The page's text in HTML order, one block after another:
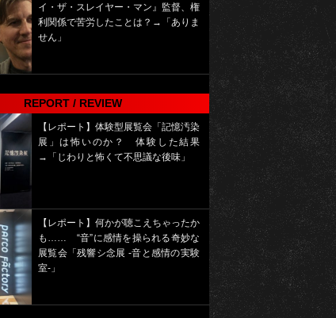
イ・ザ・スレイヤー・マン』監督、権
利関係で苦労したことは？→「ありま
せん」
REPORT / REVIEW
【レポート】体験型展覧会「記憶汚染
展」は怖いのか？ 体験した結果
→「じわりと怖くて不思議な後味」
【レポート】何かが聴こえちゃったか
も…… “音”に感情を操られる奇妙な
展覧会「残響シ念展 -⾳と感情の実験
室-」